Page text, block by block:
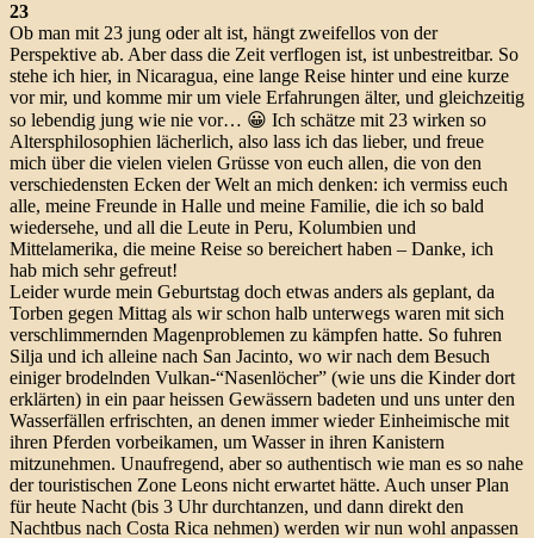
23
Ob man mit 23 jung oder alt ist, hängt zweifellos von der
Perspektive ab. Aber dass die Zeit verflogen ist, ist unbestreitbar. So
stehe ich hier, in Nicaragua, eine lange Reise hinter und eine kurze
vor mir, und komme mir um viele Erfahrungen älter, und gleichzeitig
so lebendig jung wie nie vor… 😀 Ich schätze mit 23 wirken so
Altersphilosophien lächerlich, also lass ich das lieber, und freue
mich über die vielen vielen Grüsse von euch allen, die von den
verschiedensten Ecken der Welt an mich denken: ich vermiss euch
alle, meine Freunde in Halle und meine Familie, die ich so bald
wiedersehe, und all die Leute in Peru, Kolumbien und
Mittelamerika, die meine Reise so bereichert haben – Danke, ich
hab mich sehr gefreut!
Leider wurde mein Geburtstag doch etwas anders als geplant, da
Torben gegen Mittag als wir schon halb unterwegs waren mit sich
verschlimmernden Magenproblemen zu kämpfen hatte. So fuhren
Silja und ich alleine nach San Jacinto, wo wir nach dem Besuch
einiger brodelnden Vulkan-“Nasenlöcher” (wie uns die Kinder dort
erklärten) in ein paar heissen Gewässern badeten und uns unter den
Wasserfällen erfrischten, an denen immer wieder Einheimische mit
ihren Pferden vorbeikamen, um Wasser in ihren Kanistern
mitzunehmen. Unaufregend, aber so authentisch wie man es so nahe
der touristischen Zone Leons nicht erwartet hätte. Auch unser Plan
für heute Nacht (bis 3 Uhr durchtanzen, und dann direkt den
Nachtbus nach Costa Rica nehmen) werden wir nun wohl anpassen